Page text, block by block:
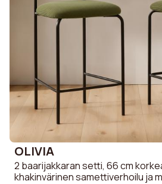
OLIVIA
2 baarijakkaran setti, 66 cm
khakinvärinen samettiverhoilu ja